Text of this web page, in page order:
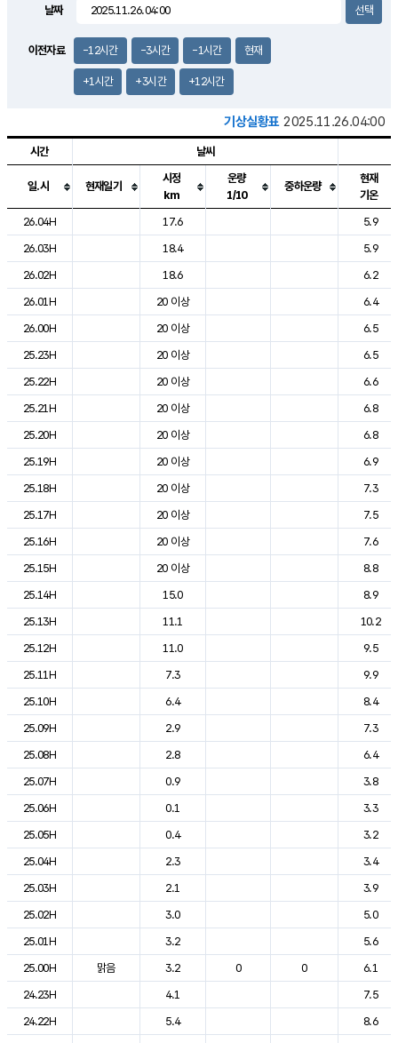
3.8m/s
날짜
이전자료 -12시간 -3시간 -1시간 현재
+1시간 +3시간 +12시간
기상실황표 2025.11.26.04:00
도시별 기상실황표로 지점, 날씨, 기온, 강수, 바람, 기압등을 안내한 표입
시간 날씨
일.시 현재일기
시정
km
운량
1/10
중하운량
현재
기온
26.04H
17.6
5.9
26.03H
18.4
5.9
26.02H
18.6
6.2
26.01H
20 이상
6.4
26.00H
20 이상
6.5
25.23H
20 이상
6.5
25.22H
20 이상
6.6
25.21H
20 이상
6.8
25.20H
20 이상
6.8
25.19H
20 이상
6.9
25.18H
20 이상
7.3
25.17H
20 이상
7.5
25.16H
20 이상
7.6
25.15H
20 이상
8.8
25.14H
15.0
8.9
25.13H
11.1
10.2
25.12H
11.0
9.5
25.11H
7.3
9.9
25.10H
6.4
8.4
25.09H
2.9
7.3
25.08H
2.8
6.4
25.07H
0.9
3.8
25.06H
0.1
3.3
25.05H
0.4
3.2
25.04H
2.3
3.4
25.03H
2.1
3.9
25.02H
3.0
5.0
25.01H
3.2
5.6
25.00H
맑음 3.2 0 0
6.1
24.23H
4.1
7.5
24.22H
5.4
8.6